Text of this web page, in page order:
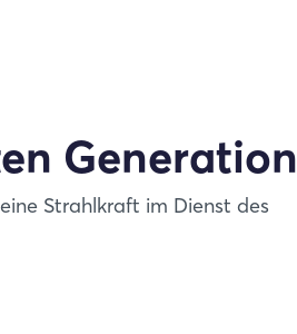
Generation
Strahlkraft im Dienst des